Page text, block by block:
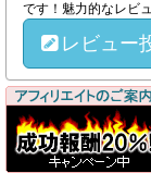
です！魅力的なレビ
レビュー